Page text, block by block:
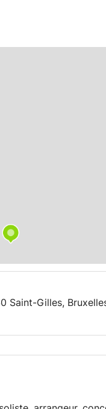
Saint-Gilles,